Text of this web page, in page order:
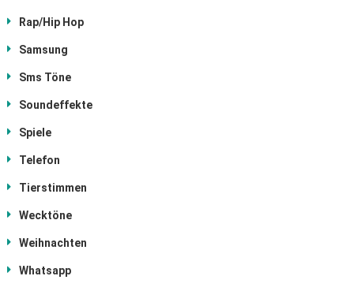
Rap/Hip Hop
Samsung
Sms Töne
Soundeffekte
Spiele
Telefon
Tierstimmen
Wecktöne
Weihnachten
Whatsapp